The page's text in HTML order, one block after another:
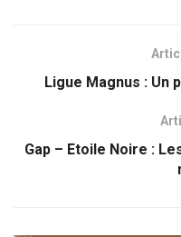
Ligue Magnus : Un
Gap – Etoile Noire :